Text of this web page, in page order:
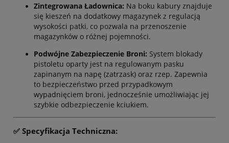
Zintegrowana Ładownica: Na boku kabury znajduje
się kieszeń na dodatkowy magazynek z regulacją
wysokości patki, co pozwala na przenoszenie
magazynków o różnej pojemności.
Podwójne Zabezpieczenie Broni: System blokady
pistoletu oparty jest na regulowanym pasku
zapinanym na napę (zatrzask) oraz rzep. Zapewnia
to bezpieczeństwo przed przypadkowym
wypadnięciem broni, jednocześnie umożliwiając jej
szybkie odbezpieczenie kciukiem.
✅ Specyfikacja Techniczna: